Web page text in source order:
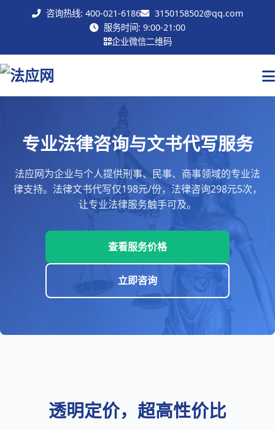
咨询热线: 400-021-6186
3150158502@qq.com
服务时间: 9:00-21:00
企业微信二维码
专业法律咨询与文书代写服务
法应网为企业与个人提供刑事、民事、商事领域的专业法
律支持。法律文书代写仅198元/份，法律咨询298元5次，
让专业法律服务触手可及。
查看服务价格
立即咨询
透明定价，超高性价比